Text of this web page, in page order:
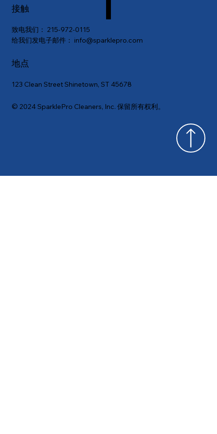
接触
致电我们： 215-972-0115
给我们发电子邮件： info@sparklepro.com
地点
123 Clean Street Shinetown, ST 45678
© 2024 SparklePro Cleaners, Inc. 保留所有权利。